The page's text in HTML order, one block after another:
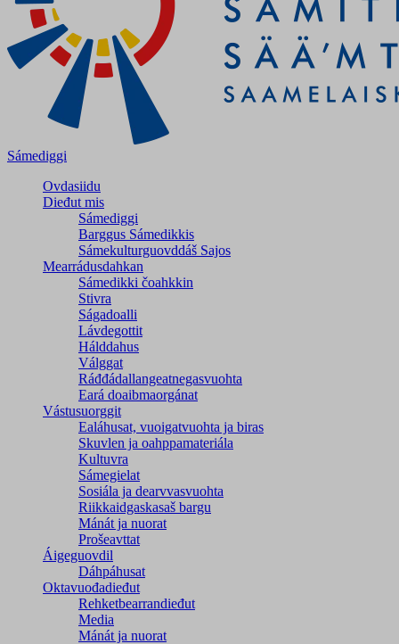
Sámediggi
Ovdasiidu
Dieđut mis
Sámediggi
Barggus Sámedikkis
Sámekulturguovddáš Sajos
Mearrádusdahkan
Sámedikki čoahkkin
Stivra
Ságadoalli
Lávdegottit
Hálddahus
Válggat
Ráđđádallangeatnegas­vuohta
Eará doaibmaorgánat
Vástusuorggit
Ealáhusat, vuoigatvuohta ja biras
Skuvlen ja oahppamateriála
Kultuvra
Sámegielat
Sosiála ja dearvvasvuohta
Riikkaidgaskasaš bargu
Mánát ja nuorat
Prošeavttat
Áigeguovdil
Dáhpáhusat
Oktavuođadieđut
Rehketbearrandieđut
Media
Mánát ja nuorat